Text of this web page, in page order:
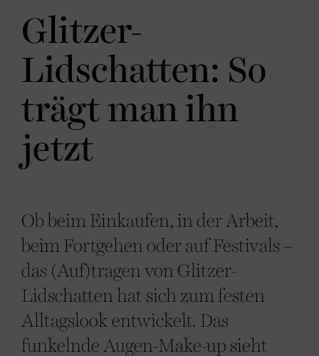
Glitzer-
Lidschatten: So
trägt man ihn
jetzt
Ob beim Einkaufen, in der Arbeit,
beim Fortgehen oder auf Festivals –
das (Auf)tragen von Glitzer-
Lidschatten hat sich zum festen
Alltagslook entwickelt. Das
funkelnde Augen-Make-up sieht